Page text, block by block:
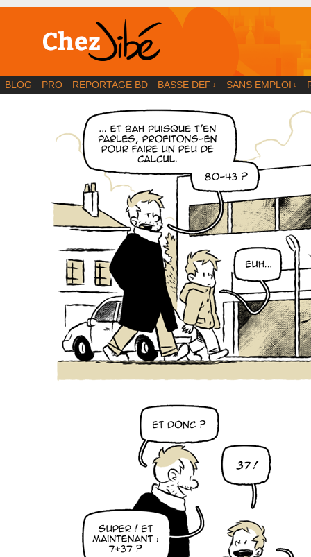
BD | Illustration | Blog
BLOG PRO REPORTAGE BD BASSE DEF ↓ SANS EMPLOI ↓